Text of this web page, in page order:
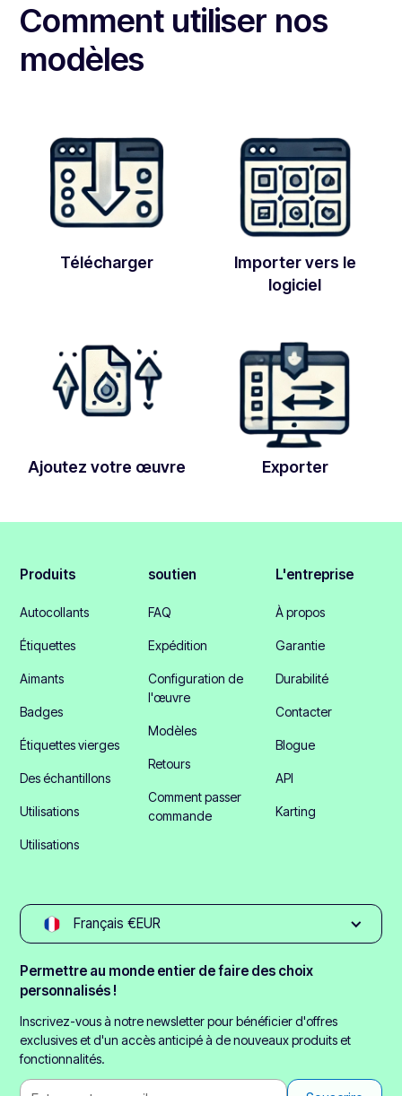
Comment utiliser nos
modèles
Télécharger
Importer vers le
logiciel
Ajoutez votre œuvre Exporter
Produits
Autocollants
Étiquettes
Aimants
Badges
Étiquettes vierges
Des échantillons
Utilisations
Utilisations
soutien
FAQ
Expédition
Configuration de
l'œuvre
Modèles
Retours
Comment passer
commande
L'entreprise
À propos
Garantie
Durabilité
Contacter
Blogue
API
Karting
Français €EUR
Permettre au monde entier de faire des choix
personnalisés !
Inscrivez-vous à notre newsletter pour bénéficier d'offres
exclusives et d'un accès anticipé à de nouveaux produits et
fonctionnalités.